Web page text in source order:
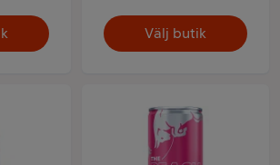
Välj butik